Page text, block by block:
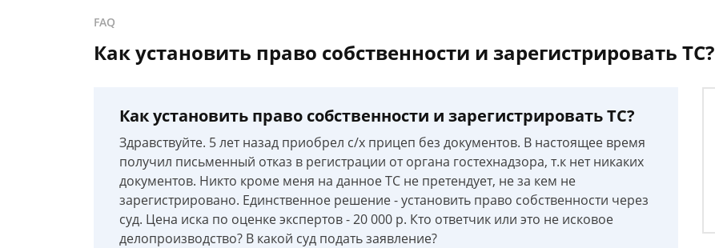
FAQ
Как установить право собственности и зарегистрировать ТС?
Как установить право собственности и зарегистрировать ТС?
Здравствуйте. 5 лет назад приобрел с/х прицеп без документов. В настоящее время
получил письменный отказ в регистрации от органа гостехнадзора, т.к нет никаких
документов. Никто кроме меня на данное ТС не претендует, не за кем не
зарегистрировано. Единственное решение - установить право собственности через
суд. Цена иска по оценке экспертов - 20 000 р. Кто ответчик или это не исковое
делопроизводство? В какой суд подать заявление?